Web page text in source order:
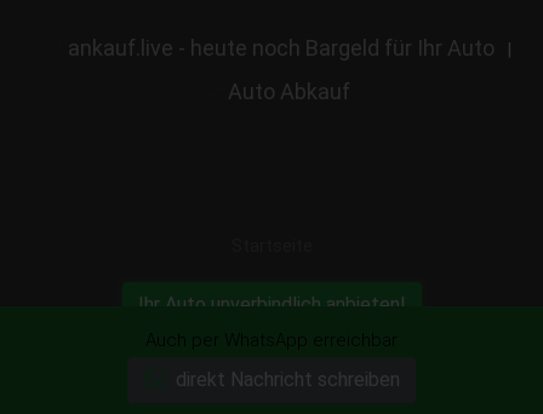
ankauf.live - heute noch Bargeld für Ihr Auto |
Auto Abkauf
Ihr Auto unverbindlich anbieten!
Auch per WhatsApp erreichbar
direkt Nachricht schreiben